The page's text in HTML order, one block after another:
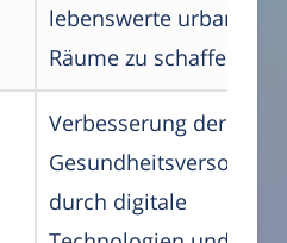
lebenswerte urbane
Räume zu schaffen.
Verbesserung der
Gesundheitsversorgung
durch digitale